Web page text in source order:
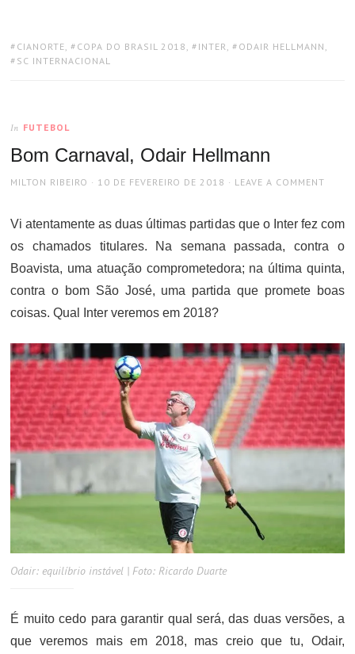
TAGS:
CIANORTE , COPA DO BRASIL 2018 , INTER , ODAIR HELLMANN
SC INTERNACIONAL
In FUTEBOL
Bom Carnaval, Odair Hellmann
AUTHOR
MILTON RIBEIRO
POSTED
10 DE FEVEREIRO DE 2018 LEAVE A COMMENT
Vi atentamente as duas últimas partidas que o Inter fez com
os chamados titulares. Na semana passada, contra o
Boavista, uma atuação comprometedora; na última quinta,
contra o bom São José, uma partida que promete boas
coisas. Qual Inter veremos em 2018?
Odair: equilíbrio instável | Foto: Ricardo Duarte
É muito cedo para garantir qual será, das duas versões, a
que veremos mais em 2018, mas creio que tu, Odair,